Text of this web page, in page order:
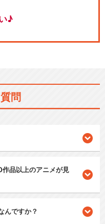
♪
問
品以上のアニメが見
んですか？